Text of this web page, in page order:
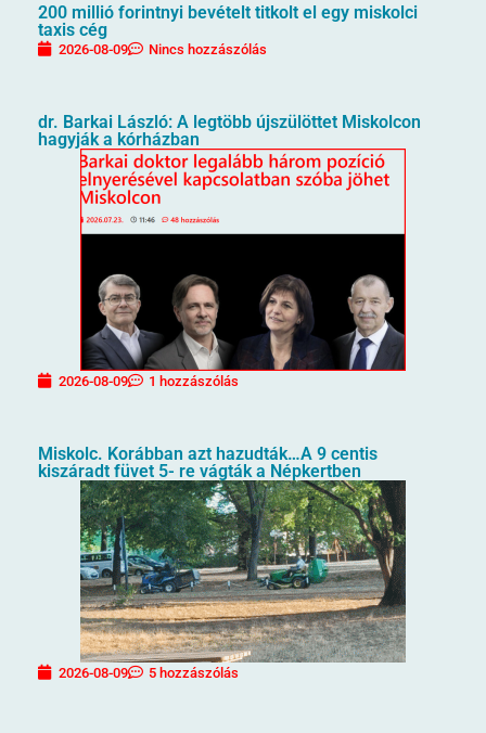
200 millió forintnyi bevételt titkolt el egy miskolci
taxis cég
2026-08-09 Nincs hozzászólás
dr. Barkai László: A legtöbb újszülöttet Miskolcon
hagyják a kórházban
2026-08-09 1 hozzászólás
Miskolc. Korábban azt hazudták…A 9 centis
kiszáradt füvet 5- re vágták a Népkertben
2026-08-09 5 hozzászólás